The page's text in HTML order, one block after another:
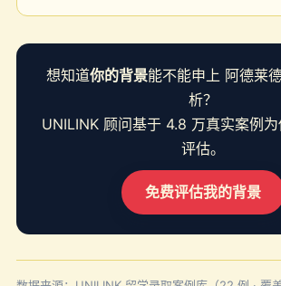
想知道你的背景能不能申上 阿德莱
析？
UNILINK 顾问基于 4.8 万真实案例
评估。
免费评估我的背景